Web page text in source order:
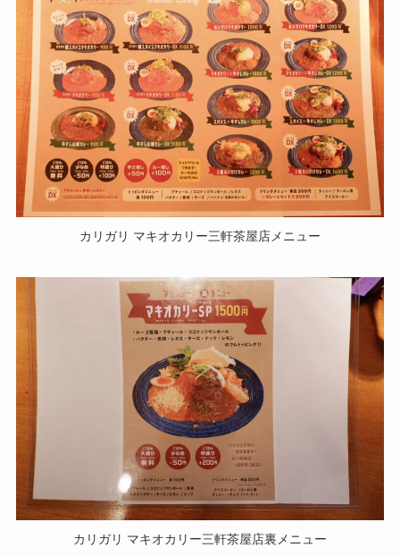
カリガリ マキオカリー三軒茶屋店メニュー
カリガリ マキオカリー三軒茶屋店裏メニュー